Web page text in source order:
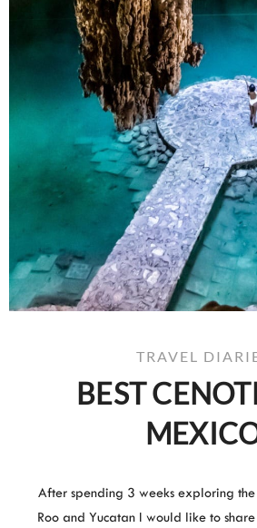
TRAVEL
BEST
After spending 3 weeks exploring
Roo and Yucatan I would like to